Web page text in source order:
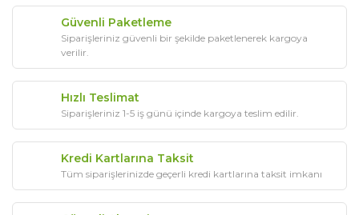
Güvenli Paketleme
Siparişleriniz güvenli bir şekilde paketlenerek kargoya
verilir.
Hızlı Teslimat
Siparişleriniz 1-5 iş günü içinde kargoya teslim edilir.
Kredi Kartlarına Taksit
Tüm siparişlerinizde geçerli kredi kartlarına taksit imkanı